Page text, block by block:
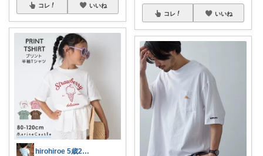
コレ いいね
hirohiroe 5歳2歳👦👧
コレ いいね